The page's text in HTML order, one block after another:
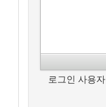
로그인 사용